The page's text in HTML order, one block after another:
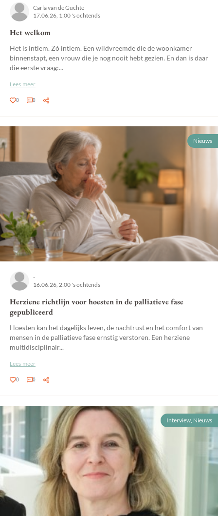
Carla van de Guchte
17.06.26, 1:00 's ochtends
Het welkom
Het is intiem. Zó intiem. Een wildvreemde die de woonkamer
binnenstapt, een vrouw die je nog nooit hebt gezien. En dan is daar
die eerste vraag:...
Lees meer
0 0
Nieuws
-
16.06.26, 2:00 's ochtends
Herziene richtlijn voor hoesten in de palliatieve fase
gepubliceerd
Hoesten kan het dagelijks leven, de nachtrust en het comfort van
mensen in de palliatieve fase ernstig verstoren. Een herziene
multidisciplinair...
Lees meer
0 0
Interview, Nieuws